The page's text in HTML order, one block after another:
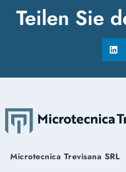
Teilen Sie
Microtecnica Trevisana SRL